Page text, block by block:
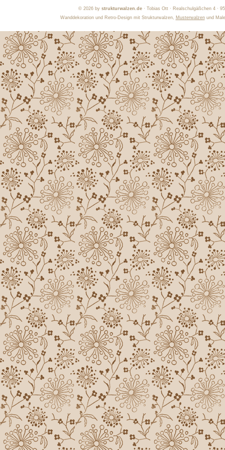
© 2026 by strukturwalzen.de · Tobias Ott · Realschulgäßchen 4 ·
Wanddekoration und Retro-Design mit Strukturwalzen,
Musterwalzenund